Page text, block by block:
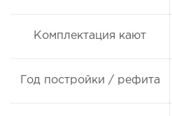
Комплектация кают
Год постройки / рефита